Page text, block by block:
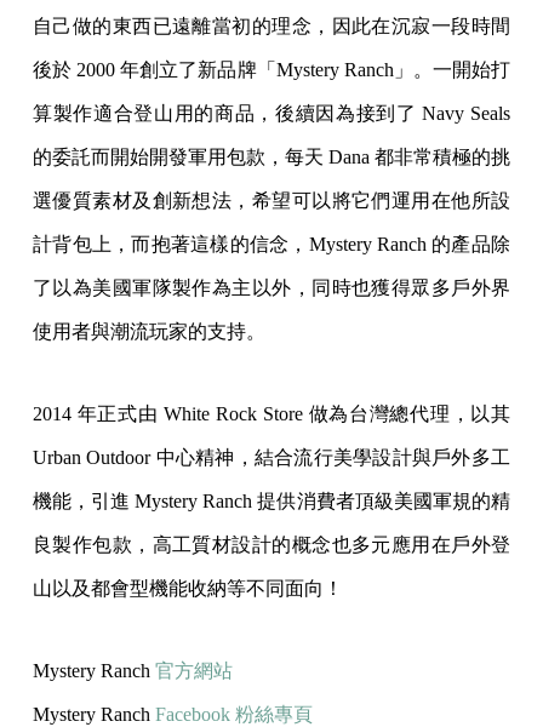
自己做的東西已遠離當初的理念，因此在沉寂一段時間
後於 2000 年創立了新品牌「Mystery Ranch」。一開始打
算製作適合登山用的商品，後續因為接到了 Navy Seals
的委託而開始開發軍用包款，每天 Dana 都非常積極的挑
選優質素材及創新想法，希望可以將它們運用在他所設
計背包上，而抱著這樣的信念，Mystery Ranch 的產品除
了以為美國軍隊製作為主以外，同時也獲得眾多戶外界
使用者與潮流玩家的支持。
2014 年正式由 White Rock Store 做為台灣總代理，以其
Urban Outdoor 中心精神，結合流行美學設計與戶外多工
機能，引進 Mystery Ranch 提供消費者頂級美國軍規的精
良製作包款，高工質材設計的概念也多元應用在戶外登
山以及都會型機能收納等不同面向！
Mystery Ranch 官方網站
Mystery Ranch Facebook 粉絲專頁